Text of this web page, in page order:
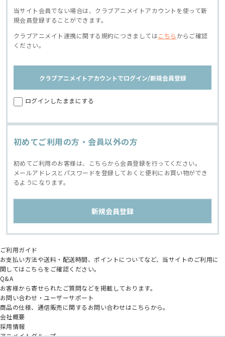
当サイト会員でない場合は、クラブアニメイトアカウントを使って新
規会員登録することができます。
クラブアニメイト連携に関する規約につきましてはこちら からご確認
ください。
クラブアニメイトアカウントでログイン/新規会員登録
ログインしたままにする
初めてご利用の方・会員以外の方
初めてご利用のお客様は、こちらから会員登録を行ってください。
メールアドレスとパスワードを登録しておくと便利にお買い物ができ
るようになります。
ご利用ガイド
お支払い方法や送料・配送時間、ポイントについてなど、当サイトのご利用に
関してはこちらをご確認ください。
Q&A
お客様から寄せられたご質問などを掲載しております。
お問い合わせ・ユーザーサポート
商品の仕様、通信販売に関するお問い合わせはこちらから。
会社概要
採用情報